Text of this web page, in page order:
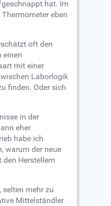
hat. Im
eben
oft den
einen
mit einer
Laborlogik
finden. Oder sich
in der
eher
habe ich
warum der neue
Herstellern
selten mehr zu
Mittelständler